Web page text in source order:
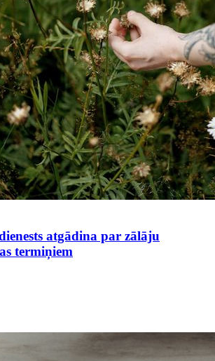
atgādina par zālāju
termiņiem